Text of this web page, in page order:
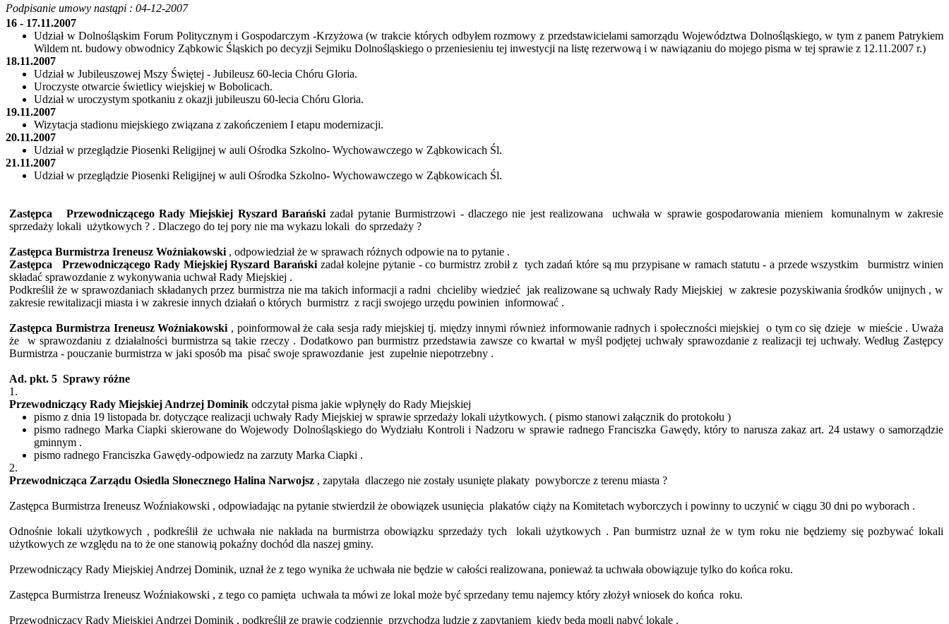
Podpisanie umowy nastąpi : 04-12-2007
16 - 17.11.2007
Udział w Dolnośląskim Forum Politycznym i Gospodarczym -Krzyżowa (wtrakcie których odbyłem rozmowy z przedstawicielami samorządu Województwa Dolnośląskiego, w tym z panem Patrykiem
Wildem nt. budowy obwodnicy Ząbkowic Śląskich po decyzji Sejmiku Dolnośląskiego o przeniesieniu tej inwestycji na listę rezerwową i w nawiązaniu do mojego pisma w tej sprawie z 12.11.2007 r.)
18.11.2007
Udział w Jubileuszowej Mszy Świętej - Jubileusz 60-lecia Chóru Gloria.
Uroczyste otwarcie świetlicy wiejskiej w Bobolicach.
Udział w uroczystym spotkaniu z okazji jubileuszu 60-lecia Chóru Gloria.
19.11.2007
Wizytacja stadionu miejskiego związana z zakończeniem I etapu modernizacji.
20.11.2007
Udział w przeglądzie Piosenki Religijnej w auli Ośrodka Szkolno- Wychowawczego w Ząbkowicach Śl.
21.11.2007
Udział w przeglądzie Piosenki Religijnej w auli Ośrodka Szkolno- Wychowawczego w Ząbkowicach Śl.
Zastępca PrzewodniczącegoRady Miejskiej Ryszard Barański zadał pytanie Burmistrzowi - dlaczego nie jest realizowana uchwała w sprawie gospodarowania mieniem
komunalnym w zakresie
sprzedaży lokali użytkowych ? . Dlaczego do tej pory nie ma wykazulokali do sprzedaży ?
Zastępca Burmistrza IreneuszWoźniakowski ,odpowiedział że w sprawach różnych odpowie na to pytanie .
Zastępca
Przewodniczącego Rady Miejskiej Ryszard Barańskizadał kolejne pytanie - co burmistrz zrobił z tych zadań które są mu przypisane w ramach statutu - a przede wszystkim
burmistrz winien
składać sprawozdanie z wykonywania uchwał Rady Miejskiej .
Podkreślił że w sprawozdaniach składanych przez burmistrza nie ma takich informacji a radni chcieliby wiedzieć jak realizowane są uchwały Rady Miejskiej
w zakresie pozyskiwania środków unijnych , w
zakresie rewitalizacji miasta i w zakresie innych działań o których burmistrz z racji swojego urzędu powinien informować .
Zastępca Burmistrza Ireneusz Woźniakowski , poinformował że cała sesja rady miejskiej tj. między innymi również informowanie radnych i społecznościmiejskiej otym co się dzieje w mieście . Uważa
że
wsprawozdaniu z działalności burmistrza są takie rzeczy . Dodatkowo pan burmistrz przedstawia zawsze cokwartał w myśl podjętej uchwały sprawozdanie z realizacji tej uchwały. Według Zastępcy
Burmistrza - pouczanie burmistrza w jaki sposóbma pisać swoje sprawozdanie jest zupełnie niepotrzebny .
Ad.pkt. 5 Sprawy różne
1.
Przewodniczący Rady Miejskiej Andrzej Dominik odczytałpisma jakie wpłynęły do Rady Miejskiej
pismo z dnia 19 listopada br. dotyczące realizacji uchwały Rady Miejskiej w sprawie sprzedaży lokali użytkowych. ( pismo stanowi załącznik do protokołu )
pismo radnego Marka Ciapki skierowane do Wojewody Dolnośląskiego do Wydziału Kontroli i Nadzoru w sprawie radnego Franciszka Gawędy, który to narusza zakaz art. 24 ustawy o samorządzie
gminnym .
pismo radnego Franciszka Gawędy-odpowiedz na zarzuty Marka Ciapki .
2.
Przewodnicząca Zarządu Osiedla Słonecznego HalinaNarwojsz ,zapytała dlaczego nie zostały usunięte plakaty powyborcze z terenu miasta ?
Zastępca Burmistrza Ireneusz Woźniakowski , odpowiadając na pytanie stwierdził że obowiązekusunięcia plakatów ciąży na Komitetach wyborczych i powinny to uczynić w ciągu 30 dni po wyborach .
Odnośnie lokali użytkowych , podkreślił że uchwała nie nakłada na burmistrza obowiązku sprzedaży tych lokali użytkowych . Pan burmistrzuznał żew tym roku nie będziemy się pozbywać lokali
użytkowych ze względu na to że one stanowią pokaźny dochód dla naszej gminy.
Przewodniczący Rady Miejskiej Andrzej Dominik,uznał że z tego wynika że uchwała nie będzie w całości realizowana, ponieważ ta uchwała obowiązuje tylko do końca roku.
Zastępca Burmistrza Ireneusz Woźniakowski , z tego copamięta uchwała ta mówi ze lokal może być sprzedany temu najemcy który złożył wniosek do końca roku.
Przewodniczący Rady Miejskiej Andrzej Dominik , podkreślił ze prawiecodziennie przychodzą ludzie z zapytaniem kiedy będą mogli nabyć lokale .